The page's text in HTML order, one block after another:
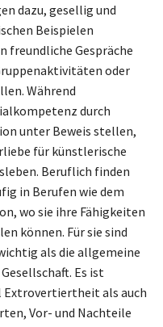
dazu, gesellig und
Beispielen
freundliche Gespräche
oder
Während
durch
unter Beweis stellen,
für künstlerische
Beruflich finden
in Berufen wie dem
wo sie ihre Fähigkeiten
können. Für sie sind
als die allgemeine
Es ist
Extrovertiertheit als auch
Vor- und Nachteile